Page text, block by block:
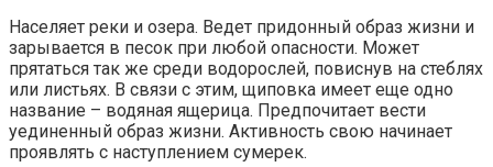
Населяет реки и озера. Ведет придонный образ жизни и
зарывается в песок при любой опасности. Может
прятаться так же среди водорослей, повиснув на стеблях
или листьях. В связи с этим, щиповка имеет еще одно
название – водяная ящерица. Предпочитает вести
уединенный образ жизни. Активность свою начинает
проявлять с наступлением сумерек.